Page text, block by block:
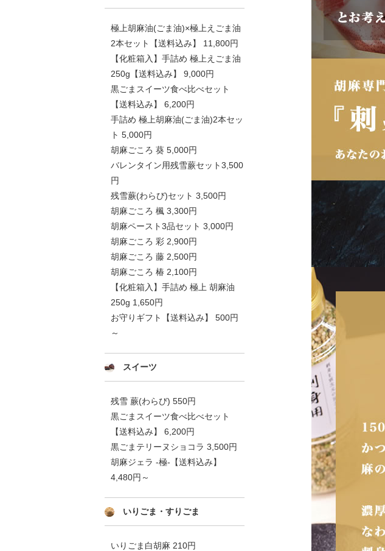
極上胡麻油(ごま油)×極上えごま油
2本セット【送料込み】 11,800円
【化粧箱入】手詰め 極上えごま油
250g【送料込み】 9,000円
黒ごまスイーツ食べ比べセット
【送料込み】 6,200円
手詰め 極上胡麻油(ごま油)2本セッ
ト 5,000円
胡麻ごころ 葵 5,000円
バレンタイン用残雪蕨セット3,500
円
残雪蕨(わらび)セット 3,500円
胡麻ごころ 楓 3,300円
胡麻ペースト3品セット 3,000円
胡麻ごころ 彩 2,900円
胡麻ごころ 藤 2,500円
胡麻ごころ 椿 2,100円
【化粧箱入】手詰め 極上 胡麻油
250g 1,650円
お守りギフト【送料込み】 500円
～
スイーツ
残雪 蕨(わらび) 550円
黒ごまスイーツ食べ比べセット
【送料込み】 6,200円
黒ごまテリーヌショコラ 3,500円
胡麻ジェラ -極-【送料込み】
4,480円～
いりごま・すりごま
いりごま白胡麻 210円